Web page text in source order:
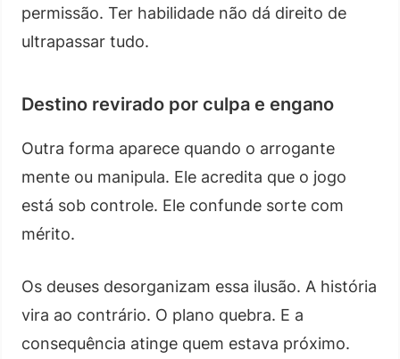
permissão. Ter habilidade não dá direito de
ultrapassar tudo.
Destino revirado por culpa e engano
Outra forma aparece quando o arrogante
mente ou manipula. Ele acredita que o jogo
está sob controle. Ele confunde sorte com
mérito.
Os deuses desorganizam essa ilusão. A história
vira ao contrário. O plano quebra. E a
consequência atinge quem estava próximo.